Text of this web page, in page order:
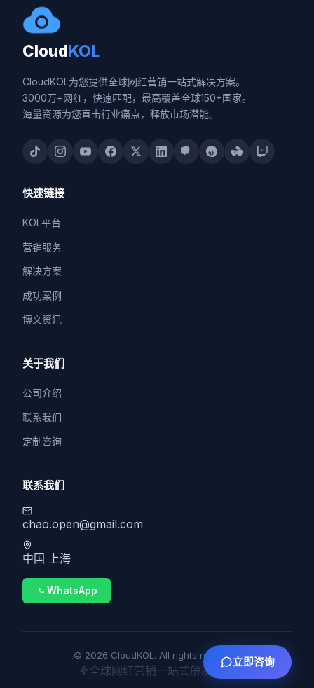
CloudKOL
CloudKOL为您提供全球网红营销一站式解决方案。
3000万+网红，快速匹配，最高覆盖全球150+国家。
海量资源为您直击行业痛点，释放市场潜能。
快速链接
KOL平台
营销服务
解决方案
成功案例
博文资讯
关于我们
公司介绍
联系我们
定制咨询
联系我们
chao.open@gmail.com
中国 上海
WhatsApp
© 2026 CloudKOL. All rights reserved.
全球网红营销一站式解决方案
立即咨询